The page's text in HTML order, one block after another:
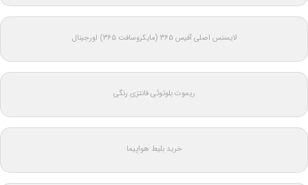
لایسنس اصلی آفیس ۳۶۵ (مایکروسافت ۳۶۵) اورجینال
ریموت بلوتوثی فانتزی رنگی
خرید بلیط هواپیما